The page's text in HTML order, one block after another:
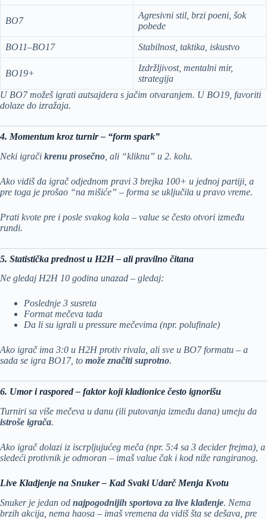
BO7
Agresivni stil, brzi poeni, šok
pobede
BO11–BO17 Stabilnost, taktika, iskustvo
BO19+
Izdržljivost, mentalni mir,
strategija
U BO7 možeš igrati autsajdera s jačim otvaranjem. U BO19, favoriti
dolaze do izražaja.
4. Momentum kroz turnir – “form spark”
Neki igrači krenu prosečno , ali “kliknu” u 2. kolu.
Ako vidiš da igrač odjednom pravi 3 brejka 100+ u jednoj partiji, a
pre toga je prošao “na mišiće” – forma se uključila u pravo vreme.
Prati kvote pre i posle svakog kola – value se često otvori između
rundi.
5. Statistička prednost u H2H – ali pravilno čitana
Ne gledaj H2H 10 godina unazad – gledaj:
Poslednje 3 susreta
Format mečeva tada
Da li su igrali u pressure mečevima (npr. polufinale)
Ako igrač ima 3:0 u H2H protiv rivala, ali sve u BO7 formatu – a
sada se igra BO17, to može značiti suprotno.
6. Umor i raspored – faktor koji kladionice često ignorišu
Turniri sa više mečeva u danu (ili putovanja između dana) umeju da
istroše igrača.
Ako igrač dolazi iz iscrpljujućeg meča (npr. 5:4 sa 3 decider frejma), a
sledeći protivnik je odmoran – imaš value čak i kod niže rangiranog.
Live Kladjenje na Snuker – Kad Svaki Udarč Menja Kvotu
Snuker je jedan od najpogodnijih sportova za live klađenje. Nema
brzih akcija, nema haosa – imaš vremena da vidiš šta se dešava, pre